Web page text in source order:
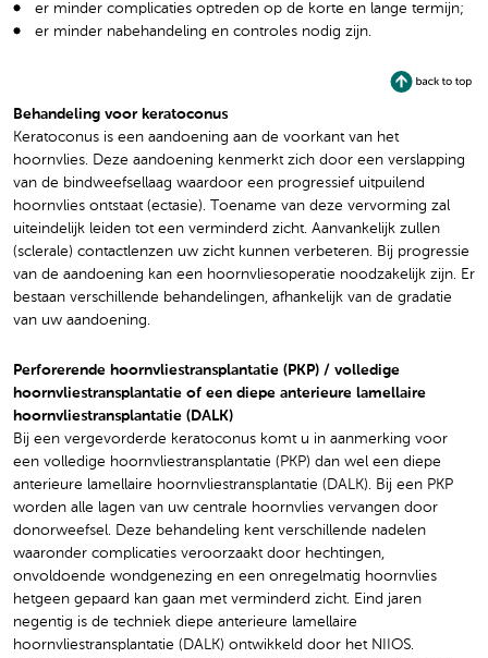
er minder complicaties optreden op de korte en lange termijn;
er minder nabehandeling en controles nodig zijn.
Behandeling voor keratoconus
Keratoconus is een aandoening aan de voorkant van het
hoornvlies. Deze aandoening kenmerkt zich door een verslapping
van de bindweefsellaag waardoor een progressief uitpuilend
hoornvlies ontstaat (ectasie). Toename van deze vervorming zal
uiteindelijk leiden tot een verminderd zicht. Aanvankelijk zullen
(sclerale) contactlenzen uw zicht kunnen verbeteren. Bij progressie
van de aandoening kan een hoornvliesoperatie noodzakelijk zijn. Er
bestaan verschillende behandelingen, afhankelijk van de gradatie
van uw aandoening.
Perforerende hoornvliestransplantatie (PKP) / volledige
hoornvliestransplantatie of een diepe anterieure lamellaire
hoornvliestransplantatie (DALK)
Bij een vergevorderde keratoconus komt u in aanmerking voor
een volledige hoornvliestransplantatie (PKP) dan wel een diepe
anterieure lamellaire hoornvliestransplantatie (DALK). Bij een PKP
worden alle lagen van uw centrale hoornvlies vervangen door
donorweefsel. Deze behandeling kent verschillende nadelen
waaronder complicaties veroorzaakt door hechtingen,
onvoldoende wondgenezing en een onregelmatig hoornvlies
hetgeen gepaard kan gaan met verminderd zicht. Eind jaren
negentig is de techniek diepe anterieure lamellaire
hoornvliestransplantatie (DALK) ontwikkeld door het NIIOS.